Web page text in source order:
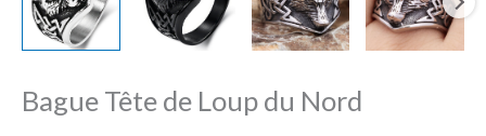
Bague Tête de Loup du Nord